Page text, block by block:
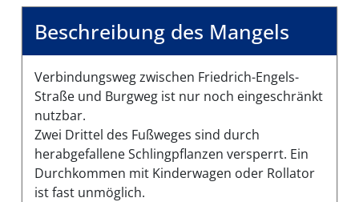
Beschreibung des Mangels
Verbindungsweg zwischen Friedrich-Engels-
Straße und Burgweg ist nur noch eingeschränkt
nutzbar.
Zwei Drittel des Fußweges sind durch
herabgefallene Schlingpflanzen versperrt. Ein
Durchkommen mit Kinderwagen oder Rollator
ist fast unmöglich.